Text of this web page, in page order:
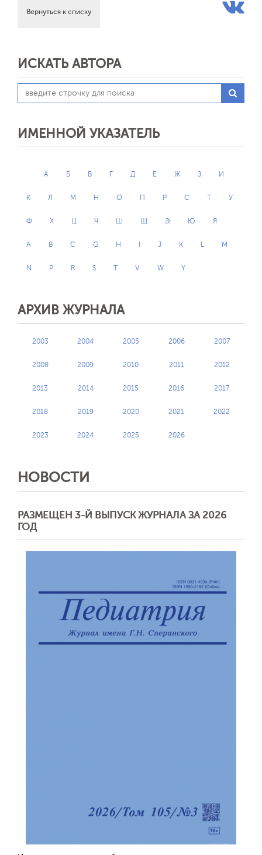
Вернуться к списку
ИСКАТЬ АВТОРА
ИМЕННОЙ УКАЗАТЕЛЬ
А Б В Г Д Е Ж З И
К Л М Н О П Р С Т У
Ф Х Ц Ч Ш Щ Э Ю Я
A B C G H J K L M
N P R S T V W Y
АРХИВ ЖУРНАЛА
2003 2004 2005 2006 2007
2008 2009 2010 2011 2012
2013 2014 2015 2016 2017
2018 2019 2020 2021 2022
2023 2024 2025 2026
НОВОСТИ
РАЗМЕЩЕН 3-Й ВЫПУСК ЖУРНАЛА ЗА 2026
ГОД